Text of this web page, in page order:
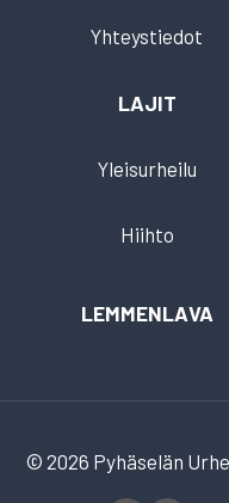
Yhteystiedot
LAJIT
Yleisurheilu
Hiihto
LEMMENLAVA
© 2026 Pyhäselän